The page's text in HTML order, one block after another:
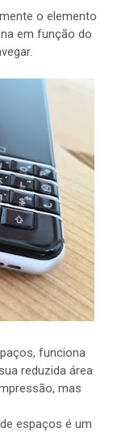
o elemento
em função do
funciona
reduzida área
mas
espaços é um